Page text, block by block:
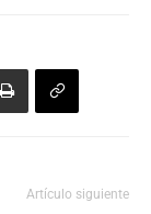
Artículo siguiente